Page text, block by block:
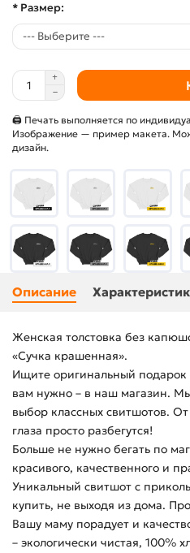
* Размер:
🖨 Печать выполняется по
Изображение — пример макета.
дизайн.
Описание
Женская толстовка без
«Сучка крашенная».
Ищите оригинальный
вам нужно – в наш магазин.
выбор классных свитшотов.
глаза просто разбегутся!
Больше не нужно бегать по
красивого, качественного и
Уникальный свитшот с
купить, не выходя из дома.
Вашу маму порадует и
– экологически чистая, 100%